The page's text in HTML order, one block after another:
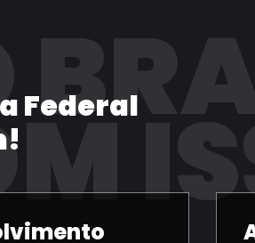
Federal